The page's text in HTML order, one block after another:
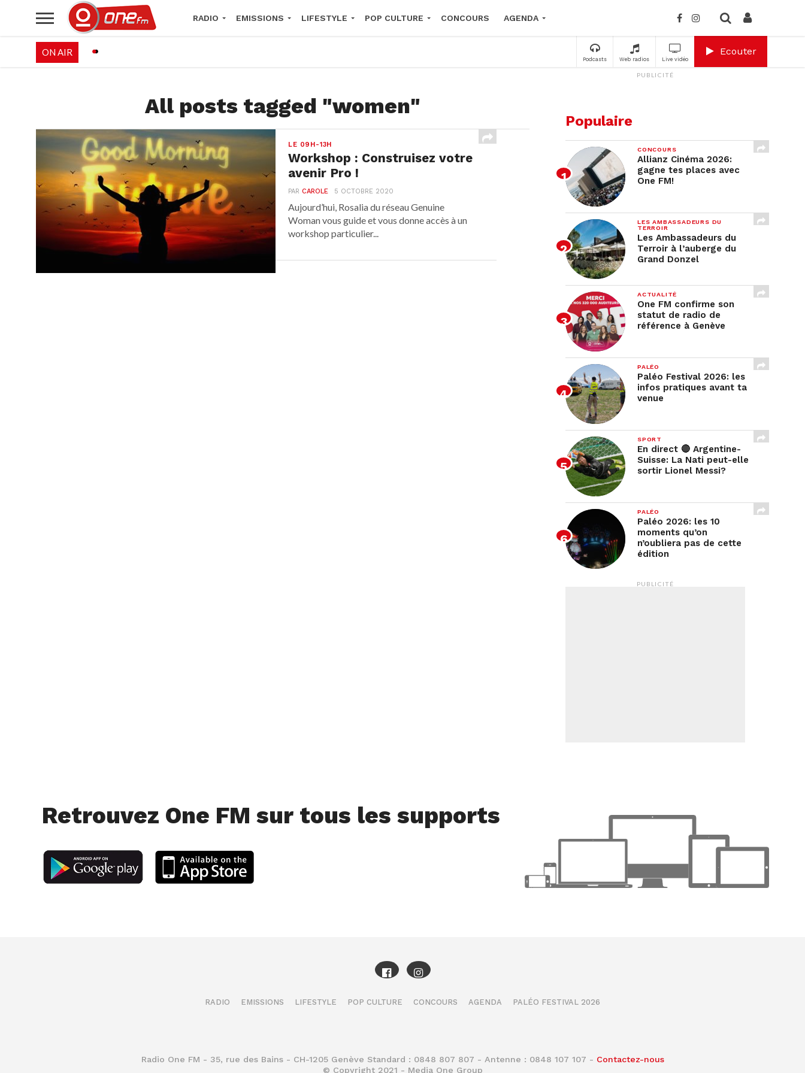
RADIO EMISSIONS LIFESTYLE POP CULTURE CONCOURS AGENDA
Podcasts Web radios Live vidéo
Ecouter
ON AIR
All posts tagged "women"
LE 09H-13H
Workshop : Construisez votre
avenir Pro !
PARCAROLE 5 OCTOBRE 2020
Aujourd’hui, Rosalia du réseau Genuine
Woman vous guide et vous donne accès à un
workshop particulier...
PUBLICITÉ
Populaire
CONCOURS
Allianz Cinéma 2026:
gagne tes places avec
One FM!
LES AMBASSADEURS DU
TERROIR
Les Ambassadeurs du
Terroir à l’auberge du
Grand Donzel
ACTUALITÉ
One FM confirme son
statut de radio de
référence à Genève
PALÉO
Paléo Festival 2026: les
infos pratiques avant ta
venue
SPORT
En direct 🔴 Argentine-
Suisse: La Nati peut-elle
sortir Lionel Messi?
PALÉO
Paléo 2026: les 10
moments qu’on
n’oubliera pas de cette
édition
PUBLICITÉ
Retrouvez One FM sur tous les supports
RADIO EMISSIONS LIFESTYLE POP CULTURE CONCOURS AGENDA PALÉO FESTIVAL 2026
Radio One FM - 35, rue des Bains - CH-1205 Genève Standard : 0848 807 807 - Antenne : 0848 107 107 - Contactez-nous
© Copyright 2021 - Media One Group